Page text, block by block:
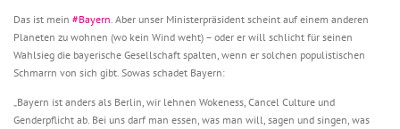
Das ist mein #Bayern . Aber unser Ministerpräsident scheint auf einem anderen
Planeten zu wohnen (wo kein Wind weht) – oder er will schlicht für seinen
Wahlsieg die bayerische Gesellschaft spalten, wenn er solchen populistischen
Schmarrn von sich gibt. Sowas schadet Bayern:
„Bayern ist anders als Berlin, wir lehnen Wokeness, Cancel Culture und
Genderpflicht ab. Bei uns darf man essen, was man will, sagen und singen, was